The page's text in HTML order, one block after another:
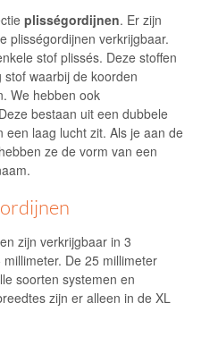
plisségordijnen. Er zijn
plisségordijnen verkrijgbaar.
stof plissés. Deze stoffen
waarbij de koorden
We hebben ook
bestaan uit een dubbele
een laag lucht zit. Als je aan de
ze de vorm van een
zijn verkrijgbaar in 3
De 25 millimeter
soorten systemen en
zijn er alleen in de XL